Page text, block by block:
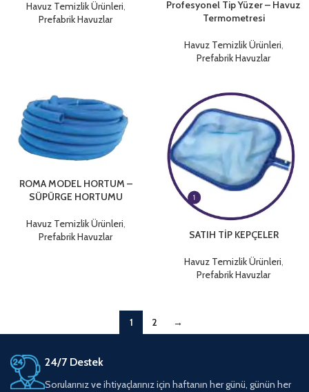
Havuz Temizlik Ürünleri,
Prefabrik Havuzlar
Profesyonel Tip Yüzer – Havuz
Termometresi
Havuz Temizlik Ürünleri,
Prefabrik Havuzlar
ROMA MODEL HORTUM –
SÜPÜRGE HORTUMU
Havuz Temizlik Ürünleri,
Prefabrik Havuzlar
SATIH TİP KEPÇELER
Havuz Temizlik Ürünleri,
Prefabrik Havuzlar
1 2 →
24/7 Destek
Sorularınız ve ihtiyaçlarınız için haftanın her günü, günün her